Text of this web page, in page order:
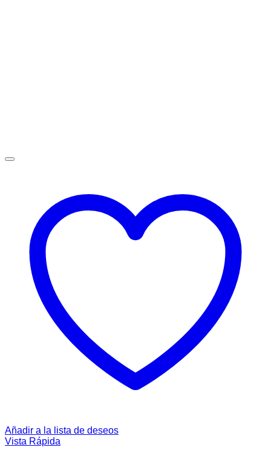
Añadir a la lista de deseos
Vista Rápida